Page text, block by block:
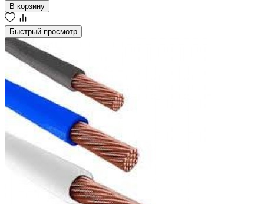
В корзину
Быстрый просмотр